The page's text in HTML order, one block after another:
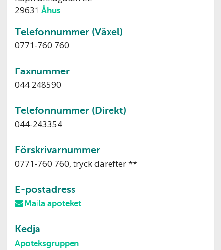
29631Åhus
Telefonnummer (Växel)
0771-760 760
Faxnummer
044 248590
Telefonnummer (Direkt)
044-243354
Förskrivarnummer
0771-760 760, tryck därefter **
E-postadress
Maila apoteket
Kedja
Apoteksgruppen